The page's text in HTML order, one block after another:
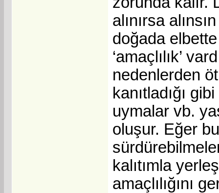
alınırsa
doğada
‘amaçlılık’
nedenlerden
kanıtladığı
uymalar vb.
oluşur. Eğer
kalıtımla
amaçlılığını